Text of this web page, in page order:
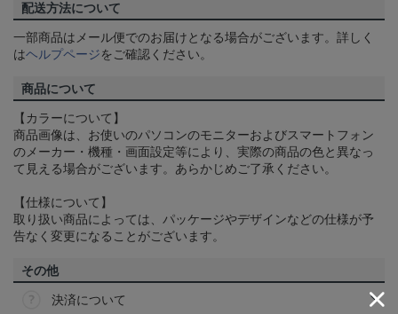
配送方法について
一部商品はメール便でのお届けとなる場合がございます。詳しく
はヘルプページをご確認ください。
商品について
【カラーについて】
商品画像は、お使いのパソコンのモニターおよびスマートフォン
のメーカー・機種・画面設定等により、実際の商品の色と異なっ
て見える場合がございます。あらかじめご了承ください。
【仕様について】
取り扱い商品によっては、パッケージやデザインなどの仕様が予
告なく変更になることがございます。
その他
決済について